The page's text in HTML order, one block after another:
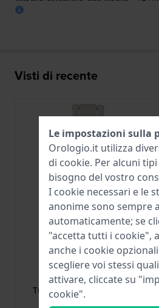
Visti di recente
Tissot
T640015871
T640.L234666 Fibbia a farfalla in
acciaio dorato 12 mm
Le impostazioni sulla
Orologio.it utilizza
di cookie. Per alcuni
bisogno del vostro
I cookie necessari e le
anonime sono sempre
automaticamente; se
"accetta tutti i cookie",
anche i cookie
scegliere voi stessi
attivare, cliccate su
cookie".